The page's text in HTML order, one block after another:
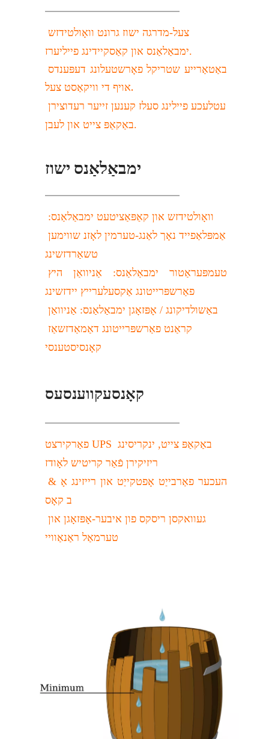
אויף די וויקאַסט צעל.
ימבאַלאַנס ישוז
טשאַרדזשינג
פאַרשפּרייטונג אַקסעלערייץ יידזשינג
קאָנסיסטענסי
קאָנסעקווענסעס
פאַרקירצט UPS באַקאַפּ צייט, ינקריסינג
ריזיקירן פֿאַר קריטיש לאָודז
ב קאָס
טערמאַל ראַנאַוויי